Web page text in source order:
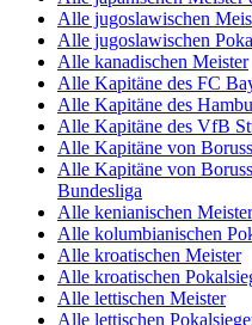
Alle jugoslawischen
Alle jugoslawischen
Alle kanadischen Meister
Alle Kapitäne des FC
Alle Kapitäne des
Alle Kapitäne des VfB
Alle Kapitäne von
Alle Kapitäne von
Bundesliga
Alle kenianischen Meister
Alle kolumbianischen
Alle kroatischen Meister
Alle kroatischen
Alle lettischen Meister
Alle lettischen